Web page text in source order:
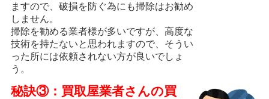
ますので、破損を防ぐ為にも掃除はお勧め
しません。
掃除を勧める業者様が多いですが、高度な
技術を持たないと思われますので、そうい
った所には依頼されない方が良いでしょ
う。
秘訣③：買取屋業者さんの買